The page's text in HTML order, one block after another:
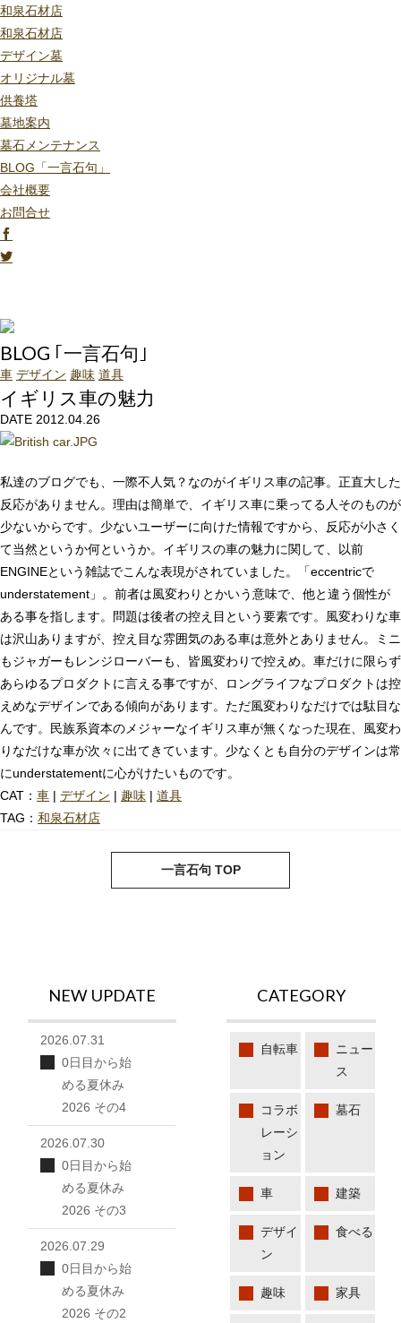
和泉石材店
和泉石材店
デザイン墓
オリジナル墓
供養塔
墓地案内
墓石メンテナンス
BLOG「一言石句」
会社概要
お問合せ
BLOG ｢一言石句｣
車 デザイン 趣味 道具
イギリス車の魅力
DATE 2012.04.26
私達のブログでも、一際不人気？なのがイギリス車の記事。正直大した
反応がありません。理由は簡単で、イギリス車に乗ってる人そのものが
少ないからです。少ないユーザーに向けた情報ですから、反応が小さく
て当然というか何というか。イギリスの車の魅力に関して、以前
ENGINEという雑誌でこんな表現がされていました。「eccentricで
understatement」。前者は風変わりとかいう意味で、他と違う個性が
ある事を指します。問題は後者の控え目という要素です。風変わりな車
は沢山ありますが、控え目な雰囲気のある車は意外とありません。ミニ
もジャガーもレンジローバーも、皆風変わりで控えめ。車だけに限らず
あらゆるプロダクトに言える事ですが、ロングライフなプロダクトは控
えめなデザインである傾向があります。ただ風変わりなだけでは駄目な
んです。民族系資本のメジャーなイギリス車が無くなった現在、風変わ
りなだけな車が次々に出てきています。少なくとも自分のデザインは常
にunderstatementに心がけたいものです。
CAT： 車 | デザイン | 趣味 | 道具
TAG： 和泉石材店
一言石句 TOP
CATEGORY
自転車
ニュー
ス
コラボ
レーシ
ョン
墓石
車 建築
デザイ
ン
食べる
趣味 家具
NEW UPDATE
2026.07.31
0日目から始
める夏休み
2026 その4
2026.07.30
0日目から始
める夏休み
2026 その3
2026.07.29
0日目から始
める夏休み
2026 その2